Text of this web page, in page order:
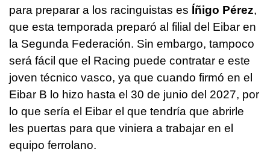
para preparar a los racinguistas es Íñigo Pérez,
que esta temporada preparó al filial del Eibar en
la Segunda Federación. Sin embargo, tampoco
será fácil que el Racing puede contratar e este
joven técnico vasco, ya que cuando firmó en el
Eibar B lo hizo hasta el 30 de junio del 2027, por
lo que sería el Eibar el que tendría que abrirle
les puertas para que viniera a trabajar en el
equipo ferrolano.